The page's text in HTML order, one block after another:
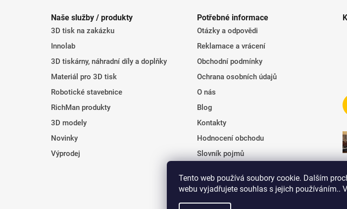
Tento web používá soubory cookie. Dalším
webu vyjadřujete souhlas s jejich používáním..
Naše služby / produkty
3D tisk na zakázku
Innolab
3D tiskárny, náhradní díly a doplňky
Materiál pro 3D tisk
Robotické stavebnice
RichMan produkty
3D modely
Novinky
Výprodej
Potřebné informace
Otázky a odpovědi
Reklamace a vrácení
Obchodní podmínky
Ochrana osobních údajů
O nás
Blog
Kontakty
Hodnocení obchodu
Slovník pojmů